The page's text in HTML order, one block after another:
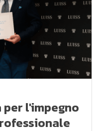
l'impegno